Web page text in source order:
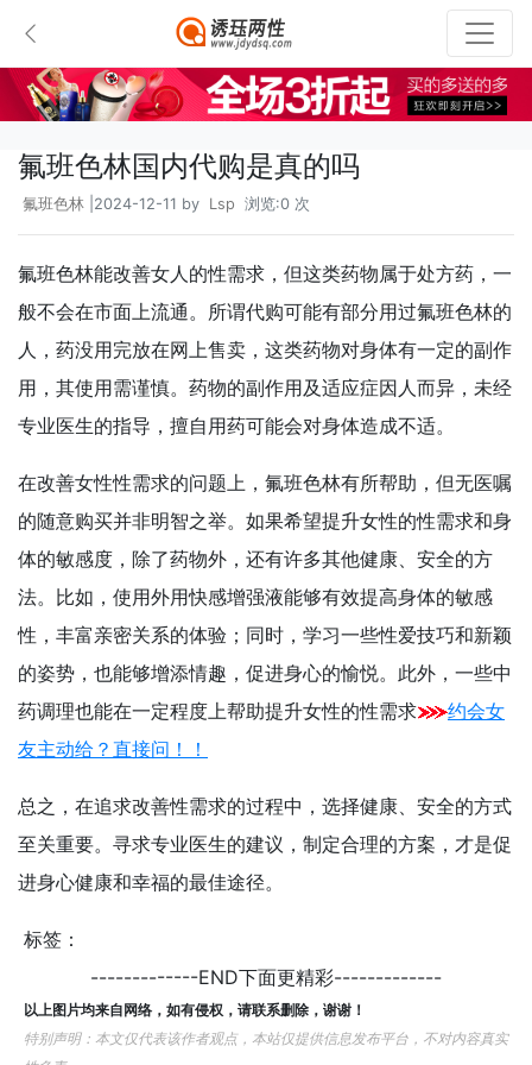
氟班色林国内代购是真的吗
氟班色林 |2024-12-11 by Lsp 浏览:0 次
氟班色林能改善女人的性需求，但这类药物属于处方药，一
般不会在市面上流通。所谓代购可能有部分用过氟班色林的
人，药没用完放在网上售卖，这类药物对身体有一定的副作
用，其使用需谨慎。药物的副作用及适应症因人而异，未经
专业医生的指导，擅自用药可能会对身体造成不适。
在改善女性性需求的问题上，氟班色林有所帮助，但无医嘱
的随意购买并非明智之举。如果希望提升女性的性需求和身
体的敏感度，除了药物外，还有许多其他健康、安全的方
法。比如，使用外用快感增强液能够有效提高身体的敏感
性，丰富亲密关系的体验；同时，学习一些性爱技巧和新颖
的姿势，也能够增添情趣，促进身心的愉悦。此外，一些中
药调理也能在一定程度上帮助提升女性的性需求
约会女
友主动给？直接问！！
总之，在追求改善性需求的过程中，选择健康、安全的方式
至关重要。寻求专业医生的建议，制定合理的方案，才是促
进身心健康和幸福的最佳途径。
标签：
-------------END下面更精彩-------------
以上图片均来自网络，如有侵权，请联系删除，谢谢！
特别声明：本文仅代表该作者观点，本站仅提供信息发布平台，不对内容真实